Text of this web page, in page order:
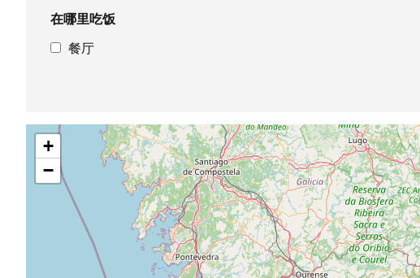
在哪里吃饭
餐厅
跳
地
图
+
−